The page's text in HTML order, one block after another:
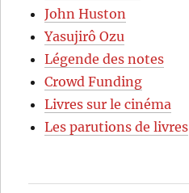
John Huston
Yasujirô Ozu
Légende des notes
Crowd Funding
Livres sur le cinéma
Les parutions de livres